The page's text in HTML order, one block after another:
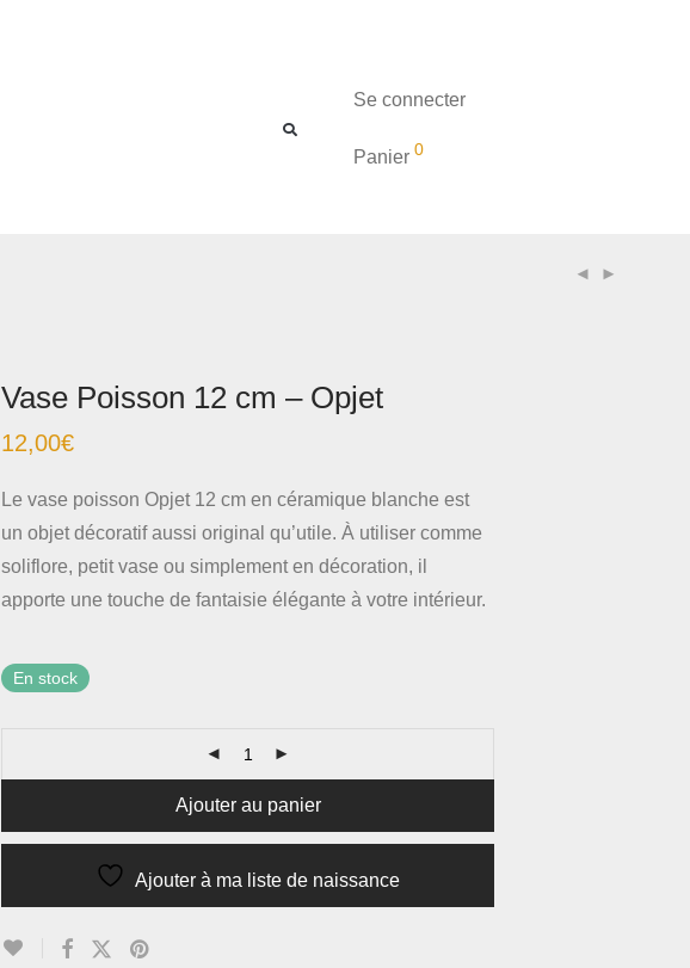
Se connecter
Panier 0
Vase Poisson 12 cm – Opjet
12,00€
Le vase poisson Opjet 12 cm en céramique blanche est
un objet décoratif aussi original qu’utile. À utiliser comme
soliflore, petit vase ou simplement en décoration, il
apporte une touche de fantaisie élégante à votre intérieur.
En stock
Ajouter au panier
Ajouter à ma liste de naissance